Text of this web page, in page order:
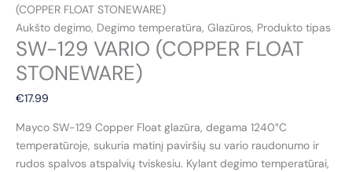
(COPPER FLOAT STONEWARE)
Aukšto degimo, Degimo temperatūra, Glazūros, Produkto tipas
SW-129 VARIO (COPPER FLOAT
STONEWARE)
€17.99
Mayco SW-129 Copper Float glazūra, degama 1240°C
temperatūroje, sukuria matinį paviršių su vario raudonumo ir
rudos spalvos atspalvių tviskesiu. Kylant degimo temperatūrai,